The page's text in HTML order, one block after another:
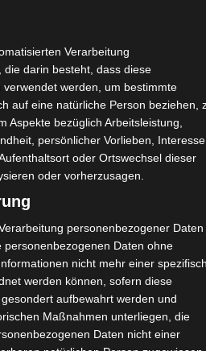
Verarbeitung
darin besteht, dass diese
werden, um bestimmte
auf eine natürliche Person beziehen,
Aspekte bezüglich Arbeitsleistung,
persönlicher Vorlieben,
oder Ortswechsel dieser
oder vorherzusagen.
personenbezogener Daten
personenbezogenen Daten ohne
nicht mehr einer
werden können, sofern diese
aufbewahrt werden und
Maßnahmen unterliegen, die
Daten nicht einer